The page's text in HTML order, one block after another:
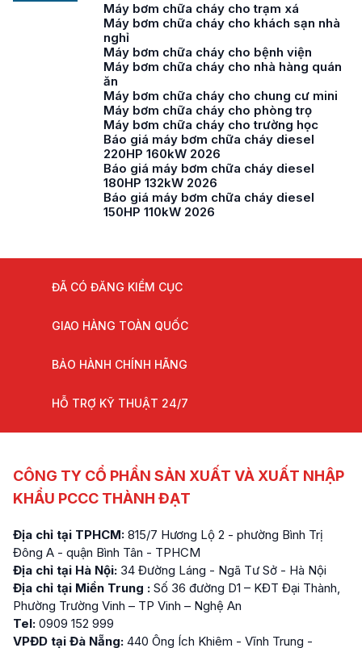
Máy bơm chữa cháy cho trạm xá
Máy bơm chữa cháy cho khách sạn nhà
nghỉ
Máy bơm chữa cháy cho bệnh viện
Máy bơm chữa cháy cho nhà hàng quán
ăn
Máy bơm chữa cháy cho chung cư mini
Máy bơm chữa cháy cho phòng trọ
Máy bơm chữa cháy cho trường học
Báo giá máy bơm chữa cháy diesel
220HP 160kW 2026
Báo giá máy bơm chữa cháy diesel
180HP 132kW 2026
Báo giá máy bơm chữa cháy diesel
150HP 110kW 2026
ĐÃ CÓ ĐĂNG KIỂM CỤC
GIAO HÀNG TOÀN QUỐC
BẢO HÀNH CHÍNH HÃNG
HỖ TRỢ KỸ THUẬT 24/7
CÔNG TY CỔ PHẦN SẢN XUẤT VÀ XUẤT NHẬP
KHẨU PCCC THÀNH ĐẠT
Địa chỉ tại TPHCM: 815/7 Hương Lộ 2 - phường Bình Trị
Đông A - quận Bình Tân - TPHCM
Địa chỉ tại Hà Nội: 34 Đường Láng - Ngã Tư Sở - Hà Nội
Địa chỉ tại Miền Trung : Số 36 đường D1 – KĐT Đại Thành,
Phường Trường Vinh – TP Vinh – Nghệ An
Tel: 0909 152 999
VPĐD tại Đà Nẵng: 440 Ông Ích Khiêm - Vĩnh Trung -